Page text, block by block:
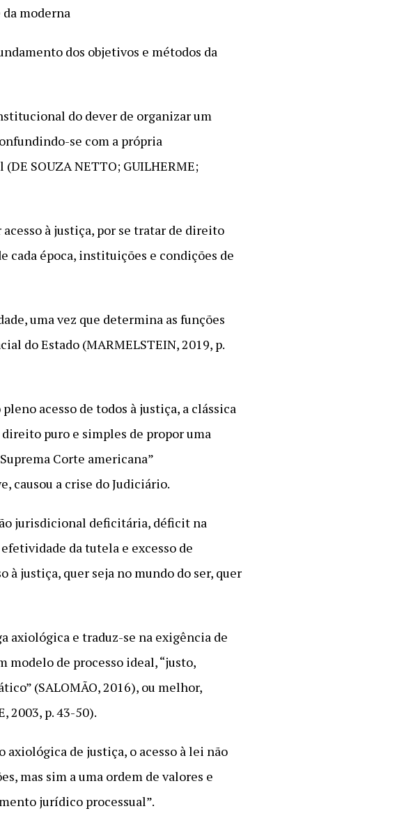
moderna
dos objetivos e métodos da
do dever de organizar um
se com a própria
SOUZA NETTO; GUILHERME;
à justiça, por se tratar de direito
época, instituições e condições de
uma vez que determina as funções
do Estado (MARMELSTEIN, 2019, p.
acesso de todos à justiça, a clássica
puro e simples de propor uma
Corte americana”
causou a crise do Judiciário.
jurisdicional deficitária, déficit na
da tutela e excesso de
à justiça, quer seja no mundo do ser, quer
axiológica e traduz-se na exigência de
de processo ideal, “justo,
(SALOMÃO, 2016), ou melhor,
2003, p. 43-50).
axiológica de justiça, o acesso à lei não
mas sim a uma ordem de valores e
jurídico processual”.